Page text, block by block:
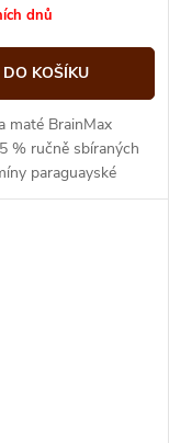
dnů
DO KOŠÍKU
maté BrainMax
% ručně sbíraných
paraguayské
5% bylinnou směsí.